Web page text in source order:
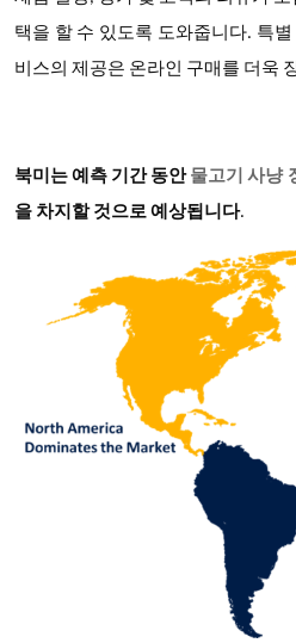
택을 할 수 있도록 도와줍니다. 특
비스의 제공은 온라인 구매를 더욱
북미는 예측 기간 동안 물고기 사냥
을 차지할 것으로 예상됩니다.